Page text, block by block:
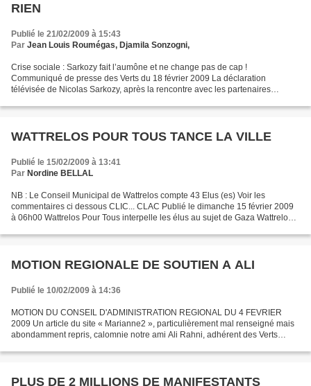
RIEN
Publié le 21/02/2009 à 15:43
Par Jean Louis Roumégas, Djamila Sonzogni,
Crise sociale : Sarkozy fait l’aumône et ne change pas de cap !
Communiqué de presse des Verts du 18 février 2009 La déclaration
télévisée de Nicolas Sarkozy, après la rencontre avec les partenaires
WATTRELOS POUR TOUS TANCE LA VILLE
Publié le 15/02/2009 à 13:41
Par Nordine BELLAL
NB : Le Conseil Municipal de Wattrelos compte 43 Elus (es) Voir les
commentaires ci dessous CLIC... CLAC Publié le dimanche 15 février 2009
à 06h00 Wattrelos Pour Tous interpelle les élus au sujet de Gaza Wattrelos
MOTION REGIONALE DE SOUTIEN A ALI
Publié le 10/02/2009 à 14:36
MOTION DU CONSEIL D'ADMINISTRATION REGIONAL DU 4 FEVRIER
2009 Un article du site « Marianne2 », particulièrement mal renseigné mais
abondamment repris, calomnie notre ami Ali Rahni, adhérent des Verts
PLUS DE 2 MILLIONS DE MANIFESTANTS